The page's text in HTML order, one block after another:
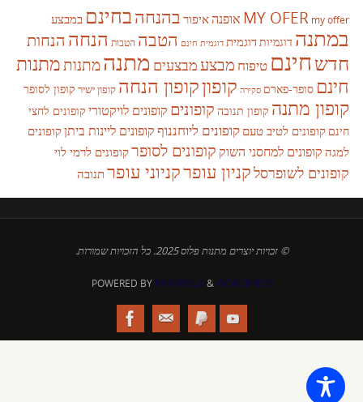
MY OFER my offer אופנהאיפור בהנחהבחינם במבצע
במתנה דוגמיותדוגמית דוגמית חינם הטבה הטבות הנחה הנחות
חדשחינם טיפוח מבצעמבצעים מתנהמתנותמתנות
חינם סופר-פארם סקירה קופוןקופון הנחה קופון ישיר קופון לסופר
קופון מתנה קופון תנובה קופונים קופונים לויקטורי קופונים לחצי
חינם קופונים לטיב טעם קופונים ליוחננוףקופונים ליינות ביתןקופונים
למגה קופונים למחסני השוק קופונים לסופרקופונים לרמי לוי
קופונים לשופרסלקניון עופרקניוני עופרתנובה
© זכויות יוצרים מתנות פלוס 2025. כל הזכויות שמורות.
POWERED BY PARABOLA&WORDPRESS.